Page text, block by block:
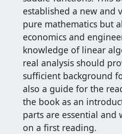
established a new and
pure mathematics but
economics and
knowledge of linear
real analysis should
sufficient background
also a guide for the
the book as an
parts are essential and
on a first reading.